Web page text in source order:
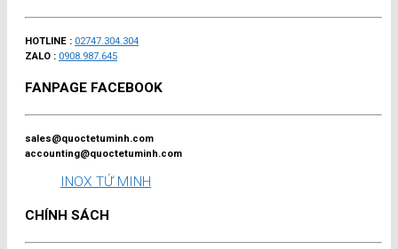
HOTLINE : 02747.304.304
ZALO : 0908.987.645
FANPAGE FACEBOOK
sales@quoctetuminh.com
accounting@quoctetuminh.com
INOX TỨ MINH
CHÍNH SÁCH